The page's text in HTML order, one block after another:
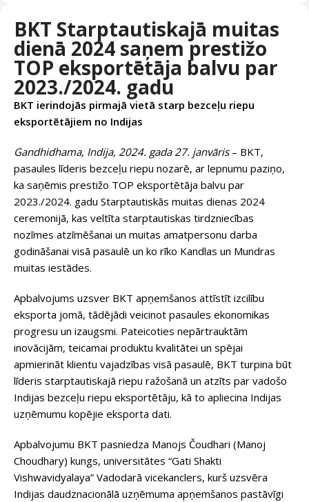
BKT Starptautiskajā muitas
dienā 2024 saņem prestižo
TOP eksportētāja balvu par
2023./2024. gadu
BKT ierindojās pirmajā vietā starp bezceļu riepu
eksportētājiem no Indijas
Gandhidhama, Indija, 2024. gada 27. janvāris– BKT,
pasaules līderis bezceļu riepu nozarē, ar lepnumu paziņo,
ka saņēmis prestižo TOP eksportētāja balvu par
2023./2024. gadu Starptautiskās muitas dienas 2024
ceremonijā, kas veltīta starptautiskas tirdzniecības
nozīmes atzīmēšanai un muitas amatpersonu darba
godināšanai visā pasaulē un ko rīko Kandlas un Mundras
muitas iestādes.
Apbalvojums uzsver BKT apņemšanos attīstīt izcilību
eksporta jomā, tādējādi veicinot pasaules ekonomikas
progresu un izaugsmi. Pateicoties nepārtrauktām
inovācijām, teicamai produktu kvalitātei un spējai
apmierināt klientu vajadzības visā pasaulē, BKT turpina būt
līderis starptautiskajā riepu ražošanā un atzīts par vadošo
Indijas bezceļu riepu eksportētāju, kā to apliecina Indijas
uzņēmumu kopējie eksporta dati.
Apbalvojumu BKT pasniedza Manojs Čoudhari (Manoj
Choudhary) kungs, universitātes “Gati Shakti
Vishwavidyalaya” Vadodarā vicekanclers, kurš uzsvēra
Indijas daudznacionālā uzņēmuma apņemšanos pastāvīgi